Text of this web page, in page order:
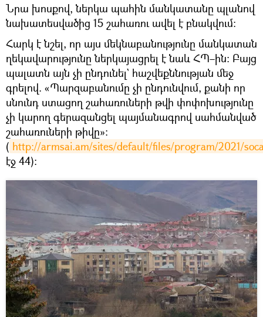
Նրա խոսքով, ներկա պահին մանկատանը պլանով
նախատեսվածից 15 շահառու ավել է բնակվում։
Հարկ է նշել, որ այս մեկնաբանությունը մանկատան
ղեկավարությունը ներկայացրել է նաև ՀՊ–ին։ Բայց
պալատն այն չի ընդունել` հաշվեքննության մեջ
գրելով. «Պարզաբանումը չի ընդունվում, քանի որ
սնունդ ստացող շահառուների թվի փոփոխությունը
չի կարող գերազանցել պայմանագրով սահմանված
շահառուների թիվը»։
( http://armsai.am/sites/default/files/program/2021/
էջ 44)։